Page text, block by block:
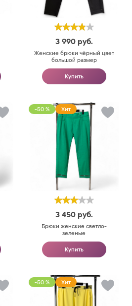
3 990 руб.
Женские брюки чёрный цвет
большой размер
Купить
-50 % Хит
3 450 руб.
Брюки женские светло-
зеленые
Купить
-50 % Хит